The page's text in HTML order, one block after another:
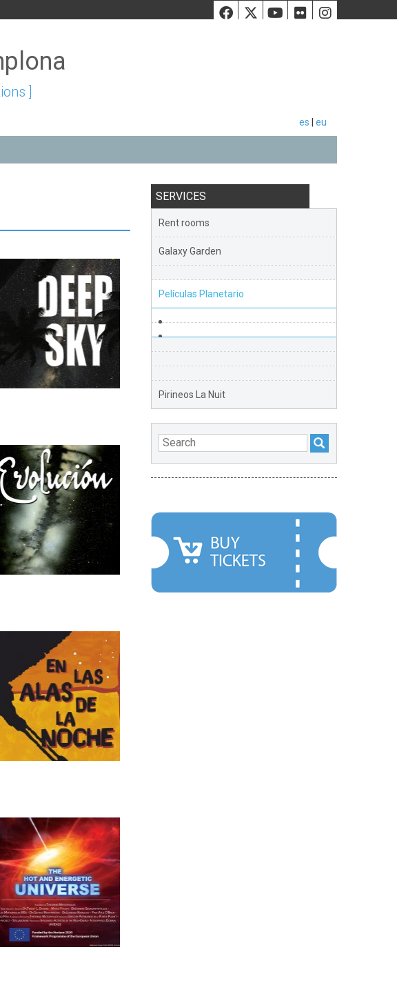
Facebook
Twiiter
Youtube
Flickr
]
es eu
SERVICES
Rent rooms
Galaxy Garden
Películas Planetario
Pirineos La Nuit